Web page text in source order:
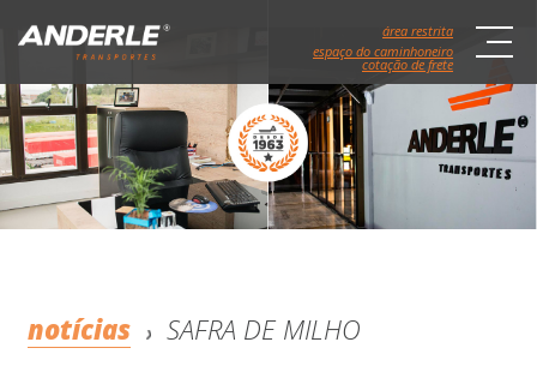
espaço do caminhoneiro
cotação de frete
área restrita
notícias SAFRA DE MILHO